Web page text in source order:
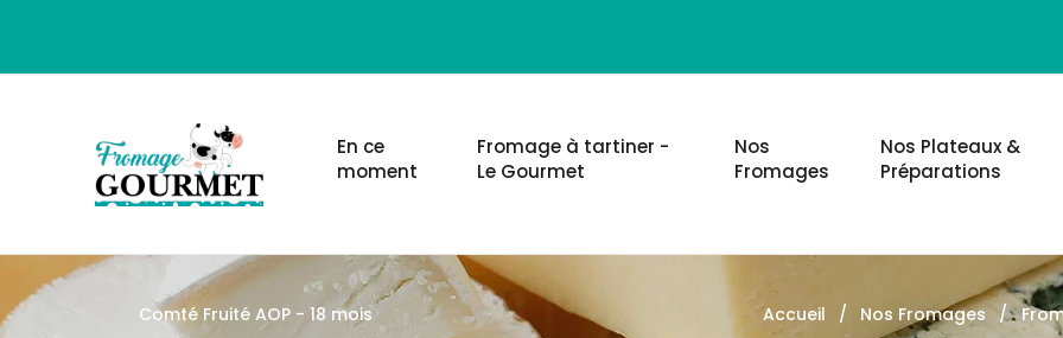
En ce
moment
Fromage à tartiner -
Le Gourmet
Nos
Fromages
Nos Plateaux &
Préparations
Comté Fruité AOP - 18 mois Accueil Nos Fromages